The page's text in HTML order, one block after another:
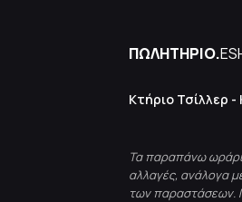
ΠΩΛΗΤΗΡΙΟ.
Κτήριο Τσίλλερ
Τα παραπάνω
αλλαγές, ανάλογα
των παραστάσεων.